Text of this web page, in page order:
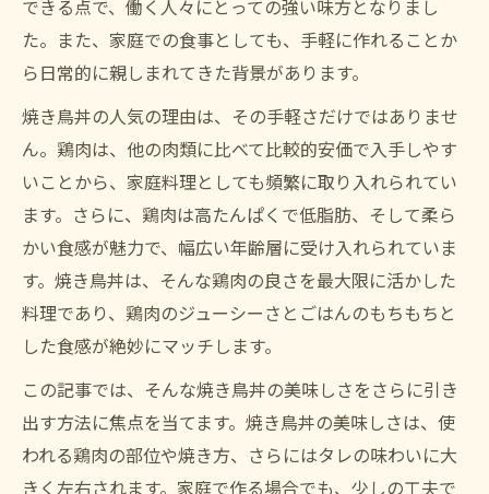
できる点で、働く人々にとっての強い味方となりまし
た。また、家庭での食事としても、手軽に作れることか
ら日常的に親しまれてきた背景があります。
焼き鳥丼の人気の理由は、その手軽さだけではありませ
ん。鶏肉は、他の肉類に比べて比較的安価で入手しやす
いことから、家庭料理としても頻繁に取り入れられてい
ます。さらに、鶏肉は高たんぱくで低脂肪、そして柔ら
かい食感が魅力で、幅広い年齢層に受け入れられていま
す。焼き鳥丼は、そんな鶏肉の良さを最大限に活かした
料理であり、鶏肉のジューシーさとごはんのもちもちと
した食感が絶妙にマッチします。
この記事では、そんな焼き鳥丼の美味しさをさらに引き
出す方法に焦点を当てます。焼き鳥丼の美味しさは、使
われる鶏肉の部位や焼き方、さらにはタレの味わいに大
きく左右されます。家庭で作る場合でも、少しの工夫で